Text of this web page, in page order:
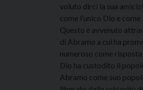
voluto dirci la sua
come l’unico Dio e come
Questo è avvenuto
di Abramo a cui ha
numeroso come risposta
Dio ha custodito il
Abramo come suo